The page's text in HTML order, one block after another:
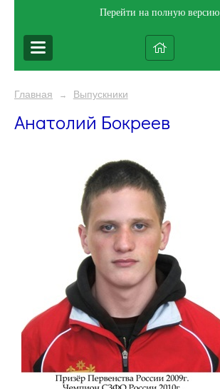
Перейти на полную версию
Главная → Выпускники
Анатолий Бокреев